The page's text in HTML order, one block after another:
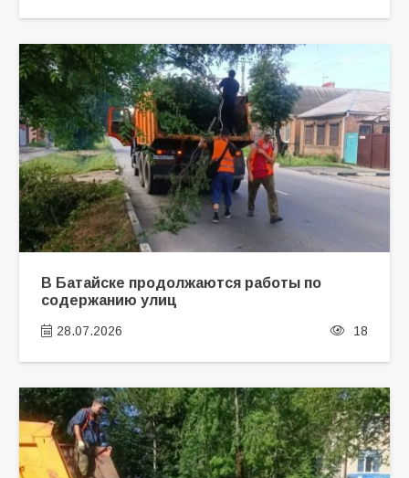
В Батайске продолжаются работы по
содержанию улиц
28.07.2026 18